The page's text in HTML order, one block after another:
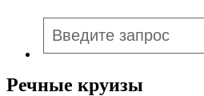
Речные круизы